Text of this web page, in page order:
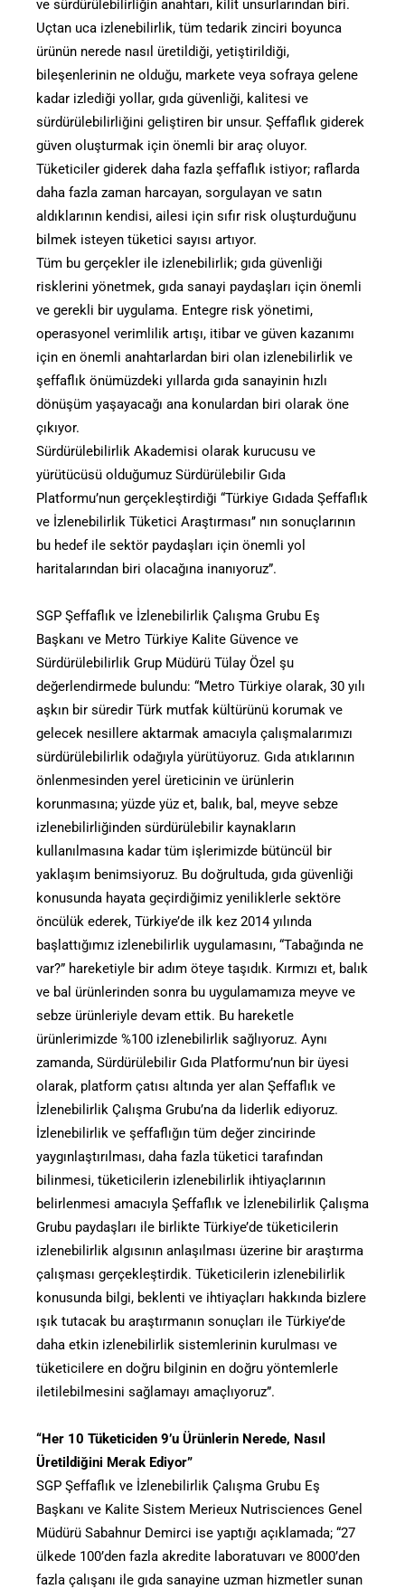
ve sürdürülebilirliğin anahtarı, kilit unsurlarından biri.
Uçtan uca izlenebilirlik, tüm tedarik zinciri boyunca
ürünün nerede nasıl üretildiği, yetiştirildiği,
bileşenlerinin ne olduğu, markete veya sofraya gelene
kadar izlediği yollar, gıda güvenliği, kalitesi ve
sürdürülebilirliğini geliştiren bir unsur. Şeffaflık giderek
güven oluşturmak için önemli bir araç oluyor.
Tüketiciler giderek daha fazla şeffaflık istiyor; raflarda
daha fazla zaman harcayan, sorgulayan ve satın
aldıklarının kendisi, ailesi için sıfır risk oluşturduğunu
bilmek isteyen tüketici sayısı artıyor.
Tüm bu gerçekler ile izlenebilirlik; gıda güvenliği
risklerini yönetmek, gıda sanayi paydaşları için önemli
ve gerekli bir uygulama. Entegre risk yönetimi,
operasyonel verimlilik artışı, itibar ve güven kazanımı
için en önemli anahtarlardan biri olan izlenebilirlik ve
şeffaflık önümüzdeki yıllarda gıda sanayinin hızlı
dönüşüm yaşayacağı ana konulardan biri olarak öne
çıkıyor.
Sürdürülebilirlik Akademisi olarak kurucusu ve
yürütücüsü olduğumuz Sürdürülebilir Gıda
Platformu’nun gerçekleştirdiği “Türkiye Gıdada Şeffaflık
ve İzlenebilirlik Tüketici Araştırması’’ nın sonuçlarının
bu hedef ile sektör paydaşları için önemli yol
haritalarından biri olacağına inanıyoruz”.
SGP Şeffaflık ve İzlenebilirlik Çalışma Grubu Eş
Başkanı ve Metro Türkiye Kalite Güvence ve
Sürdürülebilirlik Grup Müdürü Tülay Özel şu
değerlendirmede bulundu: “Metro Türkiye olarak, 30 yılı
aşkın bir süredir Türk mutfak kültürünü korumak ve
gelecek nesillere aktarmak amacıyla çalışmalarımızı
sürdürülebilirlik odağıyla yürütüyoruz. Gıda atıklarının
önlenmesinden yerel üreticinin ve ürünlerin
korunmasına; yüzde yüz et, balık, bal, meyve sebze
izlenebilirliğinden sürdürülebilir kaynakların
kullanılmasına kadar tüm işlerimizde bütüncül bir
yaklaşım benimsiyoruz. Bu doğrultuda, gıda güvenliği
konusunda hayata geçirdiğimiz yeniliklerle sektöre
öncülük ederek, Türkiye’de ilk kez 2014 yılında
başlattığımız izlenebilirlik uygulamasını, “Tabağında ne
var?” hareketiyle bir adım öteye taşıdık. Kırmızı et, balık
ve bal ürünlerinden sonra bu uygulamamıza meyve ve
sebze ürünleriyle devam ettik. Bu hareketle
ürünlerimizde %100 izlenebilirlik sağlıyoruz. Aynı
zamanda, Sürdürülebilir Gıda Platformu’nun bir üyesi
olarak, platform çatısı altında yer alan Şeffaflık ve
İzlenebilirlik Çalışma Grubu’na da liderlik ediyoruz.
İzlenebilirlik ve şeffaflığın tüm değer zincirinde
yaygınlaştırılması, daha fazla tüketici tarafından
bilinmesi, tüketicilerin izlenebilirlik ihtiyaçlarının
belirlenmesi amacıyla Şeffaflık ve İzlenebilirlik Çalışma
Grubu paydaşları ile birlikte Türkiye’de tüketicilerin
izlenebilirlik algısının anlaşılması üzerine bir araştırma
çalışması gerçekleştirdik. Tüketicilerin izlenebilirlik
konusunda bilgi, beklenti ve ihtiyaçları hakkında bizlere
ışık tutacak bu araştırmanın sonuçları ile Türkiye’de
daha etkin izlenebilirlik sistemlerinin kurulması ve
tüketicilere en doğru bilginin en doğru yöntemlerle
iletilebilmesini sağlamayı amaçlıyoruz”.
“Her 10 Tüketiciden 9’u Ürünlerin Nerede, Nasıl
Üretildiğini Merak Ediyor”
SGP Şeffaflık ve İzlenebilirlik Çalışma Grubu Eş
Başkanı ve Kalite Sistem Merieux Nutrisciences Genel
Müdürü Sabahnur Demirci ise yaptığı açıklamada; “27
ülkede 100’den fazla akredite laboratuvarı ve 8000’den
fazla çalışanı ile gıda sanayine uzman hizmetler sunan